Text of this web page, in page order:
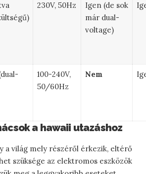
230V, 50Hz
Igen (de sok
már dual-
voltage)
100-240V,
50/60Hz
Nem
a hawaii utazáshoz
a világ mely részéről érkezik, eltérő
szüksége az elektromos eszközök